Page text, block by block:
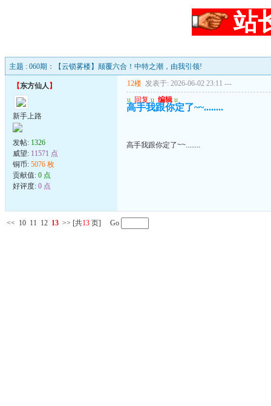
站
主题 : 060期：【云锁雾楼】颠覆六合！中特之潮，由我引领!
【东方仙人 】
新手上路
发帖: 1326
威望: 11571 点
铜币: 5076 枚
贡献值: 0 点
好评度: 0 点
12楼 发表于: 2026-06-02 23:11 ---
u 回复 u 编辑 u
高手我跟你定了~~........
高手我跟你定了~~........
<< 10 11 12 13 >> [共13 页] Go